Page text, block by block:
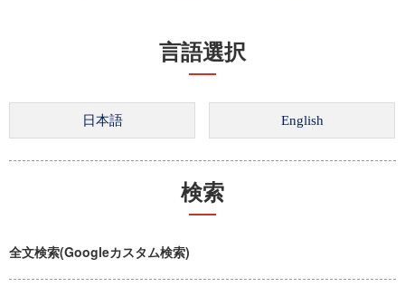
言語選択
検索
全文検索(Googleカスタム検索)